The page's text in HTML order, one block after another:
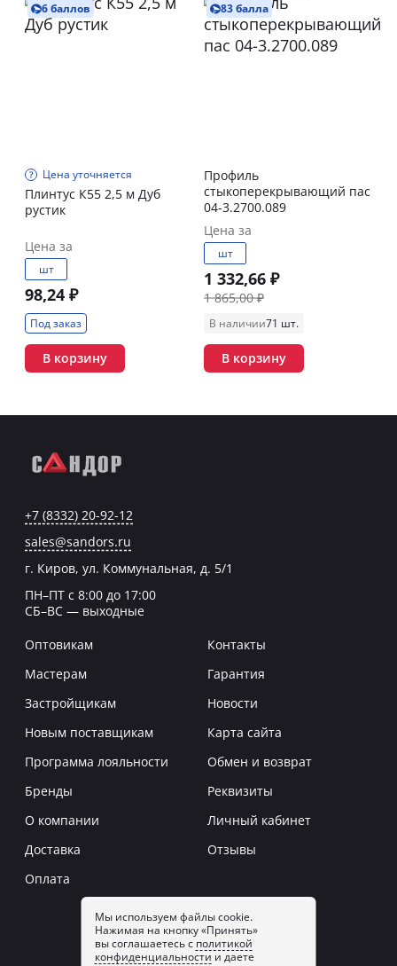
6 баллов
Цена уточняется
Плинтус К55 2,5 м Дуб
рустик
Цена за
шт
98,24 ₽
Под заказ
В корзину
83 балла
Профиль
стыкоперекрывающий пас
04-3.2700.089
Цена за
шт
1 332,66 ₽
1 865,00 ₽
В наличии71 шт.
В корзину
Мы используем файлы cookie.
Нажимая на кнопку «Принять»
вы соглашаетесь с политикой
конфиденциальности и даете
+7 (8332) 20-92-12
sales@sandors.ru
г. Киров, ул. Коммунальная, д. 5/1
ПН–ПТ с 8:00 до 17:00
СБ–ВС — выходные
Оптовикам
Мастерам
Застройщикам
Новым поставщикам
Программа лояльности
Бренды
О компании
Доставка
Оплата
Контакты
Гарантия
Новости
Карта сайта
Обмен и возврат
Реквизиты
Личный кабинет
Отзывы
Заказать звонок